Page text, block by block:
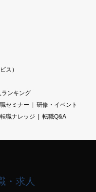
ス）
ランキング
セミナー
研修・イベント
職ナレッジ 転職Q&A
・求人